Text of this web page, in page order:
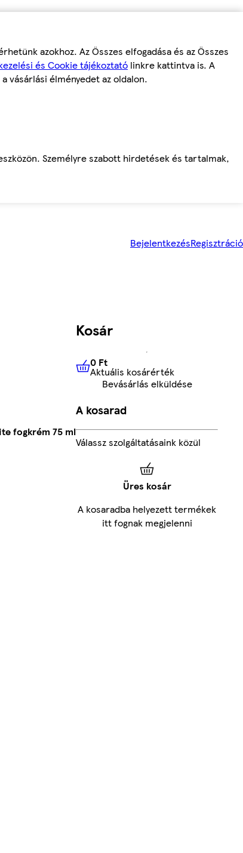
azokhoz. Az Összes elfogadása és az Összes
és Cookie tájékoztató linkre kattintva is. A
vásárlási élményedet az oldalon.
Személyre szabott hirdetések és tartalmak,
BejelentkezésRegisztráció
fogkrém 75 ml
Kosár
0 FtAktuális kosárérték
0 Ft
Aktuális kosárérték
Bevásárlás elküldése
A kosarad
Válassz szolgáltatásaink közül
Üres kosár
A kosaradba helyezett termékek
itt fognak megjelenni